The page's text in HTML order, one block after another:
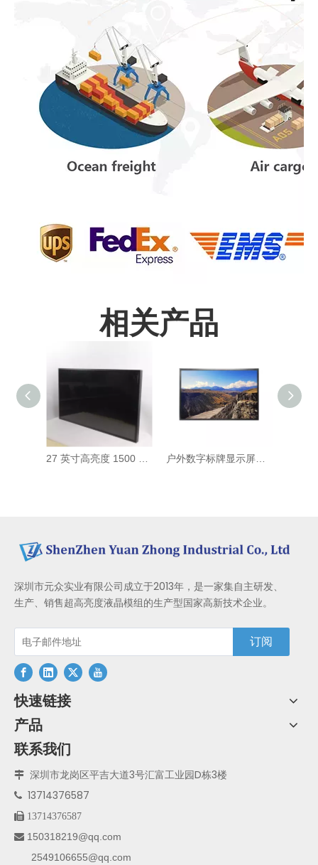
相关产品
深圳市元众实业有限公司成立于2013年，是一家集自主研发、
生产、销售超高亮度液晶模组的生产型国家高新技术企业。
订阅
快速链接
产品
联系我们
 深圳市龙岗区平吉大道3号汇富工业园D栋3楼
 13714376587
 13714376587
 150318219@qq.com
2549106655@qq.com